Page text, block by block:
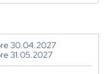
30.04.2027
31.05.2027